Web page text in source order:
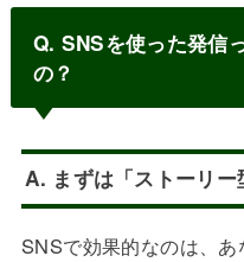
Q. SNSを使った発信
の？
A. まずは「ストーリー
SNSで効果的なのは、